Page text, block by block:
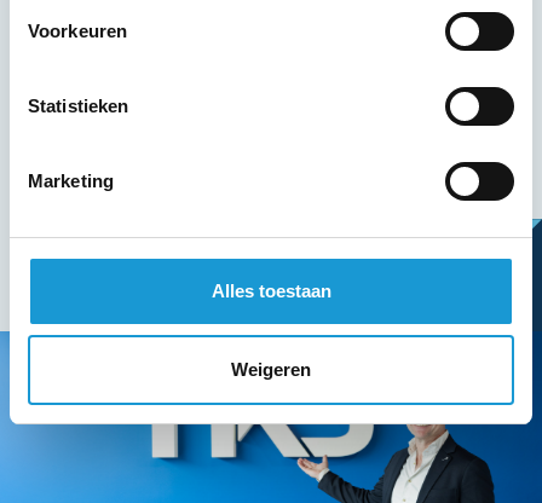
Voorkeuren
Statistieken
Marketing
Alles toestaan
Weigeren